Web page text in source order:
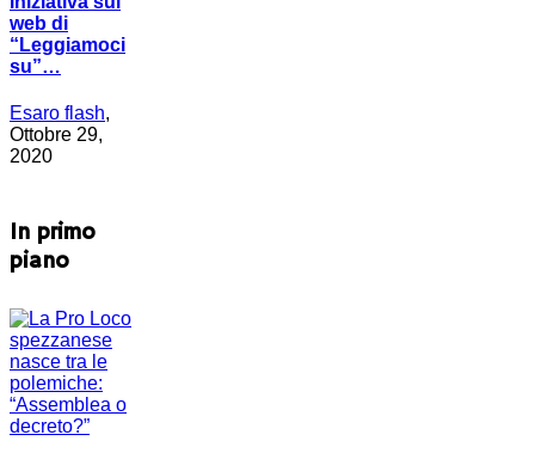
web di
“Leggiamoci
su”…
Esaro flash,
Ottobre 29,
2020
In primo
piano